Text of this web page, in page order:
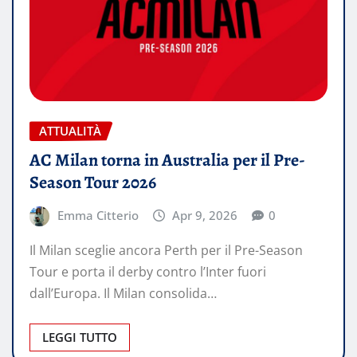
ATTUALITÀ
AC Milan torna in Australia per il Pre-
Season Tour 2026
Emma Citterio Apr 9, 2026 0
Il Milan sceglie ancora Perth per il Pre-Season
Tour e porta il derby contro l’Inter fuori
dall’Europa. Il Milan consolida…
LEGGI TUTTO